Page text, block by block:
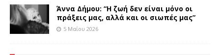
Άννα Δήμου: “Η ζωή δεν είναι μόνο οι
πράξεις μας, αλλά και οι σιωπές μας”
5 Μαΐου 2026